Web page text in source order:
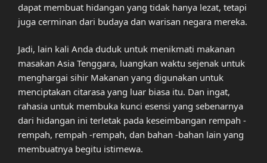
dapat membuat hidangan yang tidak hanya lezat, tetapi
juga cerminan dari budaya dan warisan negara mereka.
Jadi, lain kali Anda duduk untuk menikmati makanan
masakan Asia Tenggara, luangkan waktu sejenak untuk
menghargai sihir Makanan yang digunakan untuk
menciptakan citarasa yang luar biasa itu. Dan ingat,
rahasia untuk membuka kunci esensi yang sebenarnya
dari hidangan ini terletak pada keseimbangan rempah -
rempah, rempah -rempah, dan bahan -bahan lain yang
membuatnya begitu istimewa.